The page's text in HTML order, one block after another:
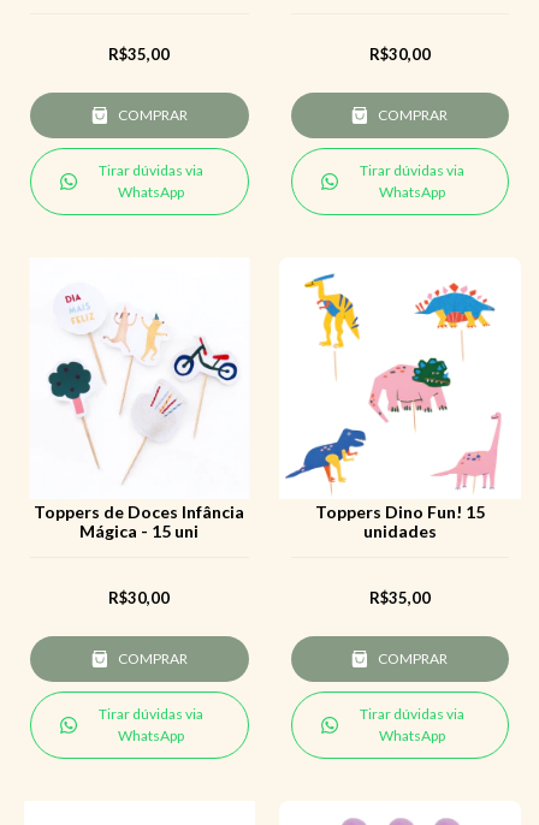
R$35,00
COMPRAR
Tirar dúvidas via
WhatsApp
R$30,00
COMPRAR
Tirar dúvidas via
WhatsApp
Toppers de Doces Infância
Mágica - 15 uni
R$30,00
COMPRAR
Tirar dúvidas via
WhatsApp
Toppers Dino Fun! 15
unidades
R$35,00
COMPRAR
Tirar dúvidas via
WhatsApp